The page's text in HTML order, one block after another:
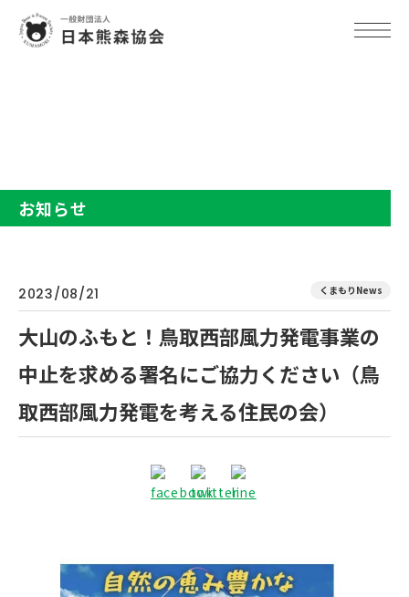
お知らせ
2023/08/21 くまもりNews
大山のふもと！鳥取西部風力発電事業の
中止を求める署名にご協力ください（鳥
取西部風力発電を考える住民の会）